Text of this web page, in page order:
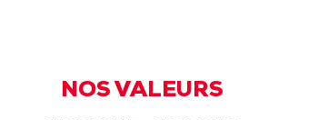
NOS VALEURS